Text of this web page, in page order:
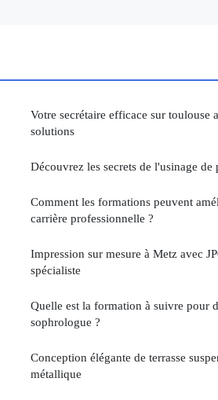
Votre secrétaire efficace sur toulouse
solutions
Découvrez les secrets de l'usinage de
Comment les formations peuvent
carrière professionnelle ?
Impression sur mesure à Metz avec
spécialiste
Quelle est la formation à suivre pour
sophrologue ?
Conception élégante de terrasse
métallique